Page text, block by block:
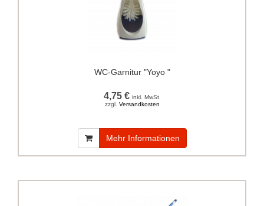
WC-Garnitur "Yoyo "
4,75 € inkl. MwSt.
zzgl. Versandkosten
Mehr Informationen